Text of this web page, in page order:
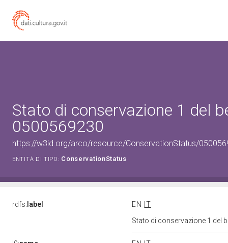
Stato di conservazione 1 del
0500569230
https://w3id.org/arco/resource/ConservationStatus/
ENTITÀ DI TIPO: ConservationStatus
rdfs: label EN
IT
Stato di conservazione 1 del